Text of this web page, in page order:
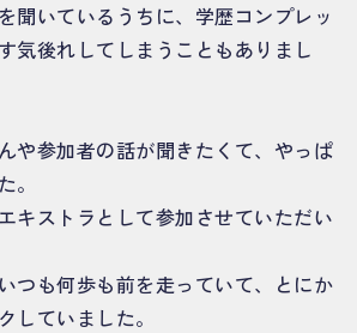
聞いているうちに、学歴コンプレッ
気後れしてしまうこともありまし
や参加者の話が聞きたくて、やっぱ
。
キストラとして参加させていただい
つも何歩も前を走っていて、とにか
していました。